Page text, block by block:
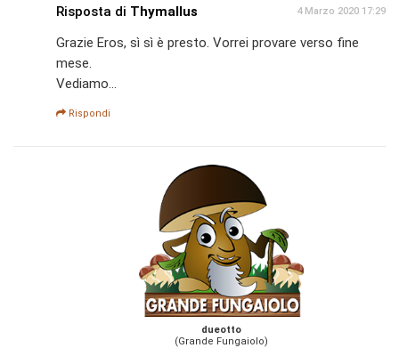
Risposta di Thymallus 4 Marzo 2020 17:29
Grazie Eros, sì sì è presto. Vorrei provare verso fine
mese.
Vediamo...
Rispondi
dueotto
(Grande Fungaiolo)